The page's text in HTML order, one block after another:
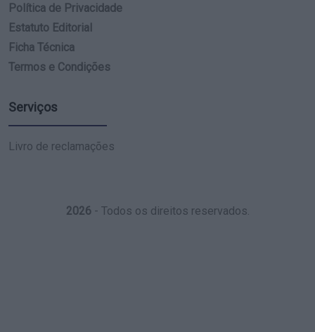
Política de Privacidade
Estatuto Editorial
Ficha Técnica
Termos e Condições
Serviços
Livro de reclamações
2026- Todos os direitos reservados.